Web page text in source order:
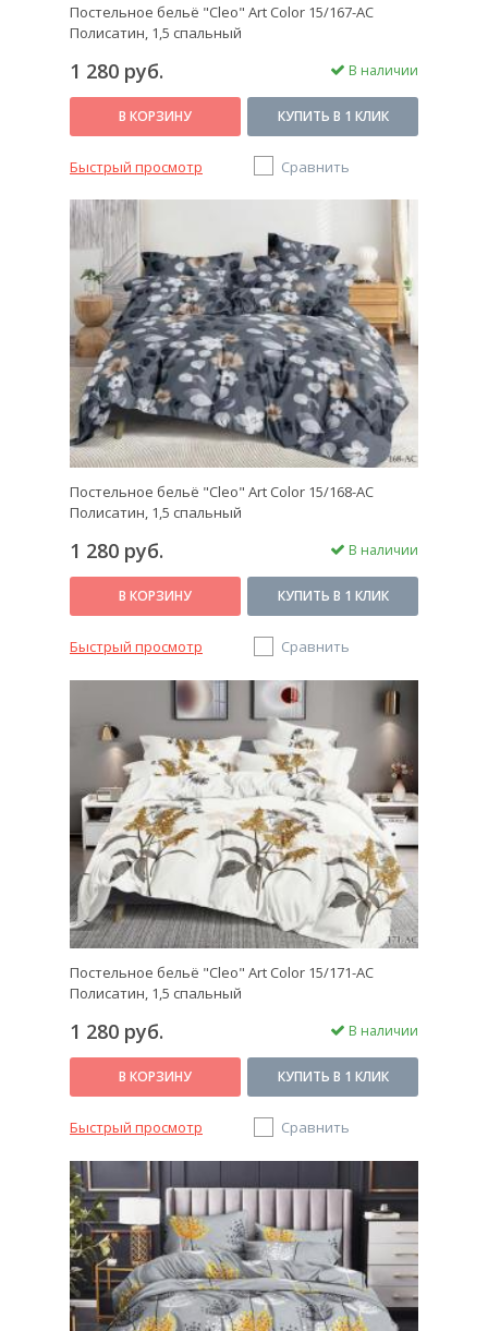
Постельное бельё "Cleo" Art Color 15/167-AC
Полисатин, 1,5 спальный
1 280 руб. В наличии
В КОРЗИНУ КУПИТЬ В 1 КЛИК
Быстрый просмотр Сравнить
Постельное бельё "Cleo" Art Color 15/168-AC
Полисатин, 1,5 спальный
1 280 руб. В наличии
В КОРЗИНУ КУПИТЬ В 1 КЛИК
Быстрый просмотр Сравнить
Постельное бельё "Cleo" Art Color 15/171-AC
Полисатин, 1,5 спальный
1 280 руб. В наличии
В КОРЗИНУ КУПИТЬ В 1 КЛИК
Быстрый просмотр Сравнить